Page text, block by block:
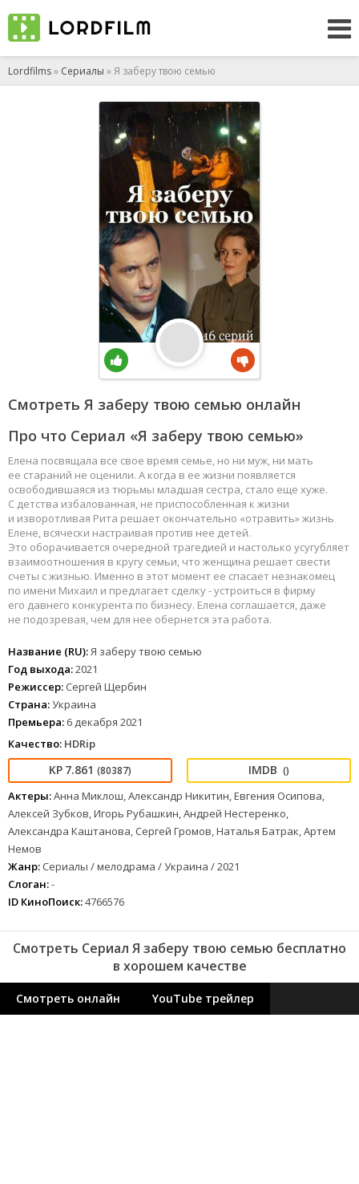
Lordfilms» Сериалы » Я заберу твою семью
Смотреть Я заберу твою семью онлайн
Про что Сериал «Я заберу твою семью»
Елена посвящала все свое время семье, но ни муж, ни мать
ее стараний не оценили. А когда в ее жизни появляется
освободившаяся из тюрьмы младшая сестра, стало еще хуже.
С детства избалованная, не приспособленная к жизни
и изворотливая Рита решает окончательно «отравить» жизнь
Елене, всячески настраивая против нее детей.
Это оборачивается очередной трагедией и настолько усугубляет
взаимоотношения в кругу семьи, что женщина решает свести
счеты с жизнью. Именно в этот момент ее спасает незнакомец
по имени Михаил и предлагает сделку - устроиться в фирму
его давнего конкурента по бизнесу. Елена соглашается, даже
не подозревая, чем для нее обернется эта работа.
Название (RU):Я заберу твою семью
Год выхода:2021
Режиссер: Сергей Щербин
Страна:Украина
Премьера: 6 декабря 2021
Качество: HDRip
7.861 (80387) ()
Актеры:Анна Миклош, Александр Никитин, Евгения Осипова,
Алексей Зубков, Игорь Рубашкин, Андрей Нестеренко,
Александра Каштанова, Сергей Громов, Наталья Батрак, Артем
Немов
Жанр: Сериалы / мелодрама / Украина / 2021
Слоган:-
ID КиноПоиск:4766576
Смотреть Сериал Я заберу твою семью бесплатно
в хорошем качестве
Смотреть онлайн YouTube трейлер